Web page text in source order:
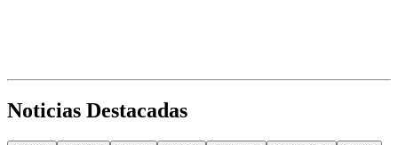
Noticias Destacadas